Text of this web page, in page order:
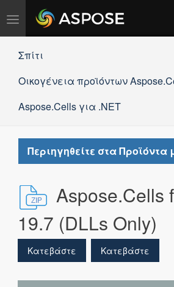
Εναλλαγή
πλοήγησης
Σπίτι
Οικογένεια προϊόντων
Aspose.Cells για .NET
Περιηγηθείτε στα Προϊόντα
Aspose.Cells
19.7 (DLLs Only)
Κατεβάστε Κατεβάστε